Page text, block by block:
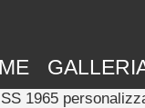
1965